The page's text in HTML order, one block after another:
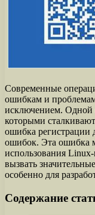
Современные
ошибкам и
исключением. Одной
которыми
ошибка регистрации
ошибок. Эта ошибка
использования
вызвать
особенно для
Содержание